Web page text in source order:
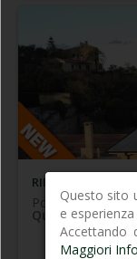
RIFERIMENTO 067
Portoferraio
Quadrilocale
In prossimità
comodo a tutti
lati, posto al
Questo sito
e
Accettando
Maggiori